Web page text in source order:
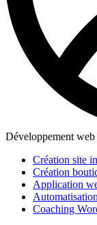
Développement web
Création site
Création
Application
Automatisation
Coaching